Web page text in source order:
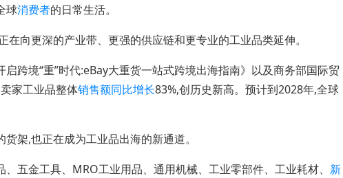
球消费者的日常生活。
向更深的产业带、更强的供应链和更专业的工业品类延伸。
境“重”时代:eBay大重货一站式跨境出海指南》以及商务部国际贸
家工业品整体销售额同比增长83%,创历史新高。预计到2028年,全球
,也正在成为工业品出海的新通道。
金工具、MRO工业用品、通用机械、工业零部件、工业耗材、 新